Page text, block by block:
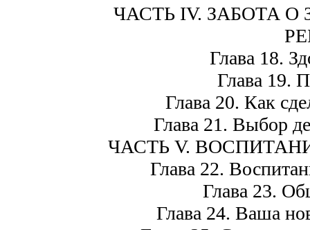
ЧАСТЬ IV. ЗАБОТА
Глава 18.
Глава 19.
Глава 20. Как
Глава 21. Выбор
ЧАСТЬ V.
Глава 22.
Глава 23.
Глава 24. Ваша